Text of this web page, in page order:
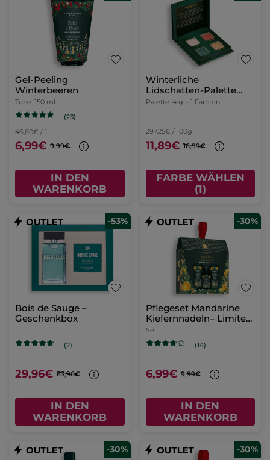
Gel-Peeling
Winterbeeren
Tube 150 ml
(23)
46,60€ / 1l
6,99€ 9,99€
IN DEN
WARENKORB
Winterliche
Lidschatten-Palette
Blick – Limited Edition
Palette 4 g - 1 Farbton
297,25€ / 100g
11,89€ 16,99€
FARBE WÄHLEN
(1)
-53%
Bois de Sauge –
Geschenkbox
(2)
29,96€ 63,90€
IN DEN
WARENKORB
-30%
Pflegeset Mandarine
Kiefernnadeln– Limited
Edition
Set
(14)
6,99€ 9,99€
IN DEN
WARENKORB
-30% -30%